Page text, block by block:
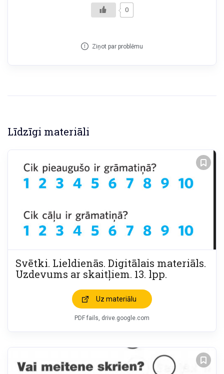
0
Ziņot par problēmu
Līdzīgi materiāli
Svētki. Lieldienās. Digitālais materiāls.
Uzdevums ar skaitļiem. 13. lpp.
Uz materiālu
PDF fails, drive.google.com